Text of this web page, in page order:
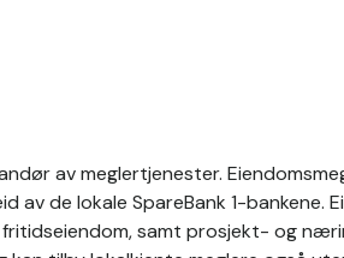
av meglertjenester.
av de lokale SpareBank 1-bankene.
samt prosjekt- og